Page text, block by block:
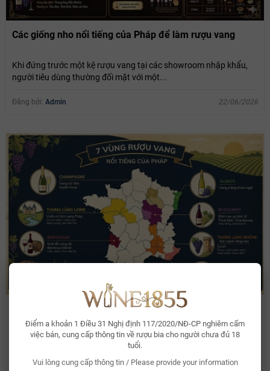
Điểm a khoản 1 Điều 31 Nghị định 117/2020/NĐ-CP nghiêm cấm
việc bán, cung cấp thông tin về rượu bia cho người chưa đủ 18
tuổi.
Vui lòng cung cấp thông tin / Please provide your information
Các giống nho nổi tiếng của Pháp để làm rượu vang
Khi đứng trước một kệ rượu vang tại các showroom nhập khẩu,
người tiêu dùng thường đối mặt với một...
Đăng bởi: Admin 22/06/2026
Các vùng rượu vang Pháp nổi tiếng
Đối với thế giới rượu vang Cựu Thế Giới, nước Pháp chính là một